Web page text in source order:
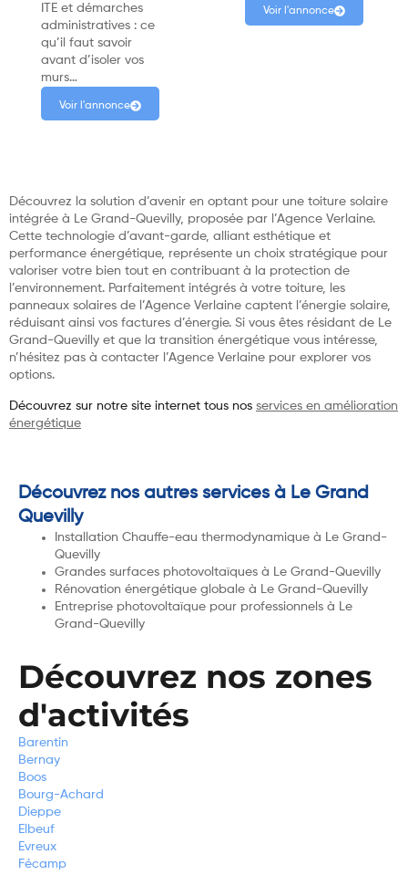
ITE et démarches
administratives : ce
qu’il faut savoir
avant d’isoler vos
murs…
Voir l'annonce
Voir l'annonce
Découvrez la solution d’avenir en optant pour une toiture solaire
intégrée à Le Grand-Quevilly, proposée par l’Agence Verlaine.
Cette technologie d’avant-garde, alliant esthétique et
performance énergétique, représente un choix stratégique pour
valoriser votre bien tout en contribuant à la protection de
l’environnement. Parfaitement intégrés à votre toiture, les
panneaux solaires de l’Agence Verlaine captent l’énergie solaire,
réduisant ainsi vos factures d’énergie. Si vous êtes résidant de Le
Grand-Quevilly et que la transition énergétique vous intéresse,
n’hésitez pas à contacter l’Agence Verlaine pour explorer vos
options.
Découvrez sur notre site internet tous nos services en amélioration
énergétique
Découvrez nos autres services à Le Grand
Quevilly
Installation Chauffe-eau thermodynamique à Le Grand-
Quevilly
Grandes surfaces photovoltaïques à Le Grand-Quevilly
Rénovation énergétique globale à Le Grand-Quevilly
Entreprise photovoltaïque pour professionnels à Le
Grand-Quevilly
Découvrez nos zones
d'activités
Barentin
Bernay
Boos
Bourg-Achard
Dieppe
Elbeuf
Evreux
Fécamp